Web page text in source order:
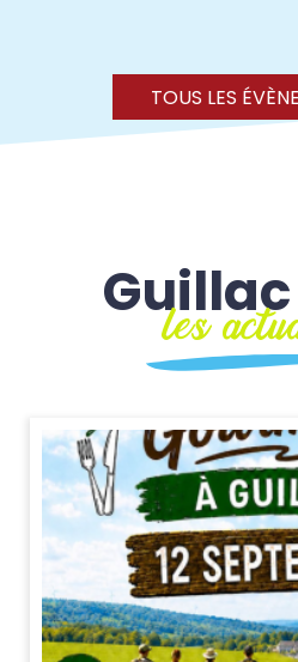
TOUS LES
les